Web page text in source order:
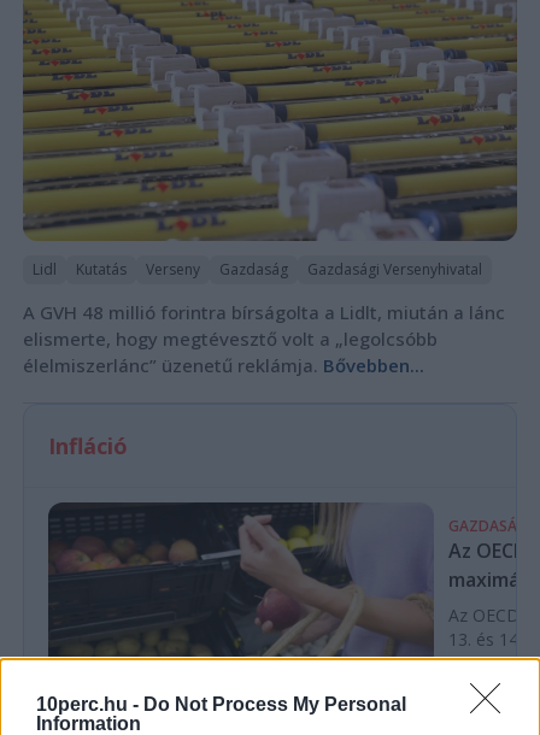
10perc.hu - Do Not Process My Personal
Information
Lidl Kutatás Verseny Gazdaság Gazdasági Versenyhivatal
A GVH 48 millió forintra bírságolta a Lidlt, miután a lánc
elismerte, hogy megtévesztő volt a „legolcsóbb
élelmiszerlánc” üzenetű reklámja. Bővebben...
Infláció
GAZDASÁG
Az OECD
Az OECD
13. és 14.
hogy
drasztikus